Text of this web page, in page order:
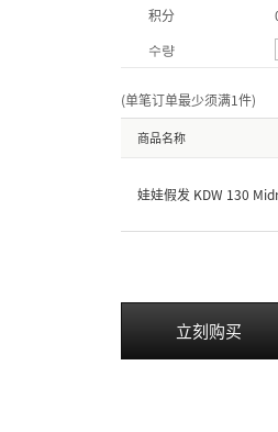
积分
수량
(单笔订单最少须满1件)
商品名称
娃娃假发 KDW 130
立刻购买